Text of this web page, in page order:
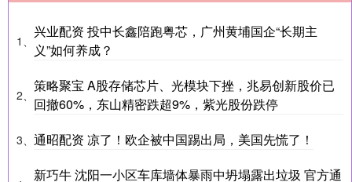
1、
兴业配资 投中长鑫陪跑粤芯，广州黄埔国企“长期主
义”如何养成？
2、
策略聚宝 A股存储芯片、光模块下挫，兆易创新股价已
回撤60%，东山精密跌超9%，紫光股份跌停
3、 通昭配资 凉了！欧企被中国踢出局，美国先慌了！
新巧牛 沈阳一小区车库墙体暴雨中坍塌露出垃圾 官方通